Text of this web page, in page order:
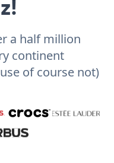
a half million
continent
of course not)